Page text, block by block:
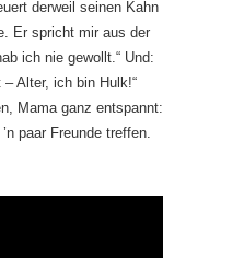
derweil seinen Kahn
Er spricht mir aus der
ich nie gewollt.“ Und:
– Alter, ich bin Hulk!“
Mama ganz entspannt:
paar Freunde treffen.